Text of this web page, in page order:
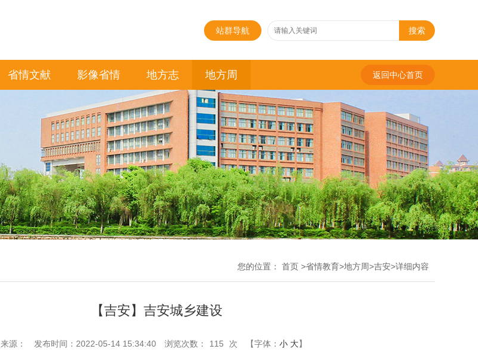
站群导航 搜索
省情文献 影像省情 地方志 地方周 返回中心首页
您的位置： 首页 >省情教育>地方周>吉安>详细内容
【吉安】吉安城乡建设
来源： 发布时间：2022-05-14 15:34:40 浏览次数： 115 次 【字体： 小 大】